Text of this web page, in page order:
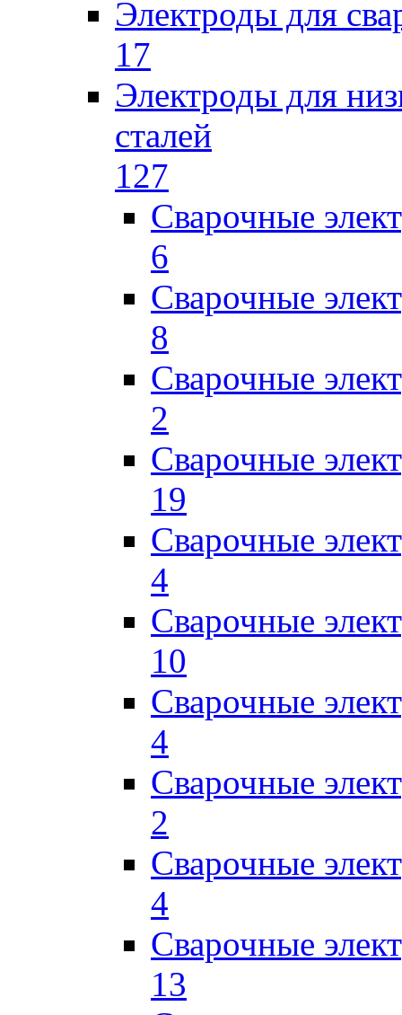
Электроды для
17
Электроды для
сталей
127
Сварочные
6
Сварочные
8
Сварочные
2
Сварочные
19
Сварочные
4
Сварочные
10
Сварочные
4
Сварочные
2
Сварочные
4
Сварочные
13